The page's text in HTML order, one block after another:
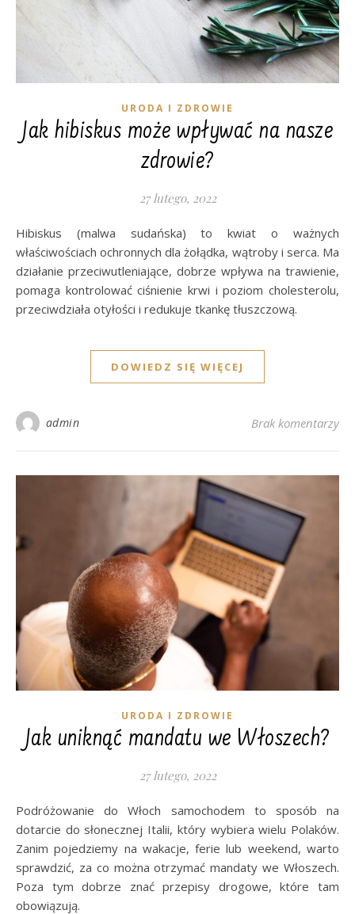
URODA I ZDROWIE
Jak hibiskus może wpływać na nasze
zdrowie?
27 lutego, 2022
Hibiskus (malwa sudańska) to kwiat o ważnych
właściwościach ochronnych dla żołądka, wątroby i serca. Ma
działanie przeciwutleniające, dobrze wpływa na trawienie,
pomaga kontrolować ciśnienie krwi i poziom cholesterolu,
przeciwdziała otyłości i redukuje tkankę tłuszczową.
DOWIEDZ SIĘ WIĘCEJ
admin Brak komentarzy
URODA I ZDROWIE
Jak uniknąć mandatu we Włoszech?
27 lutego, 2022
Podróżowanie do Włoch samochodem to sposób na
dotarcie do słonecznej Italii, który wybiera wielu Polaków.
Zanim pojedziemy na wakacje, ferie lub weekend, warto
sprawdzić, za co można otrzymać mandaty we Włoszech.
Poza tym dobrze znać przepisy drogowe, które tam
obowiązują.